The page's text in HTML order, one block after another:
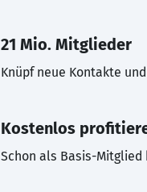
21 Mio. Mitglieder
Knüpf neue Kontakte
Kostenlos
Schon als Basis-Mitglied